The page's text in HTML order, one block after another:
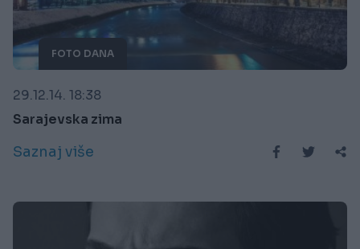
FOTO DANA
29.12.14. 18:38
Sarajevska zima
Saznaj više